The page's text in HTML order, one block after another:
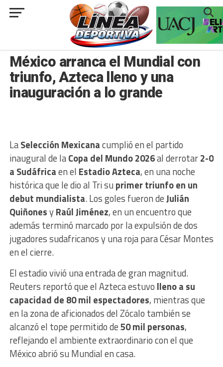
###
México arranca el Mundial con
triunfo, Azteca lleno y una
inauguración a lo grande
LaSelección Mexicanacumplió en el partido
inaugural de laCopa del Mundo 2026al derrotar2-0
a Sudáfricaen el Estadio Azteca, en una noche
histórica que le dio al Tri su primer triunfo en un
debut mundialista. Los goles fueron deJulián
QuiñonesyRaúl Jiménez, en un encuentro que
además terminó marcado por la expulsión de dos
jugadores sudafricanos y una roja para César Montes
en el cierre.
El estadio vivió una entrada de gran magnitud.
Reuters reportó que el Azteca estuvo lleno a su
capacidad de 80 mil espectadores, mientras que
en la zona de aficionados del Zócalo también se
alcanzó el tope permitido de50 mil personas,
reflejando el ambiente extraordinario con el que
México abrió su Mundial en casa.